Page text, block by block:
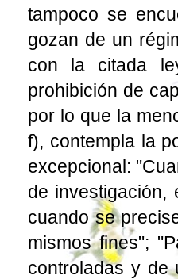
tampoco se
gozan de un
con la citada
prohibición de
por lo que la
f), contempla la
excepcional:
de investigación,
cuando se
mismos fines";
controladas y de